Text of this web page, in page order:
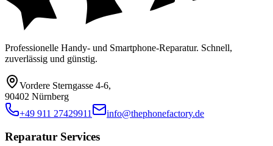
Professionelle Handy- und Smartphone-Reparatur. Schnell,
zuverlässig und günstig.
Vordere Sterngasse 4-6,
90402 Nürnberg
+49 911 27429911
info@thephonefactory.de
Reparatur Services